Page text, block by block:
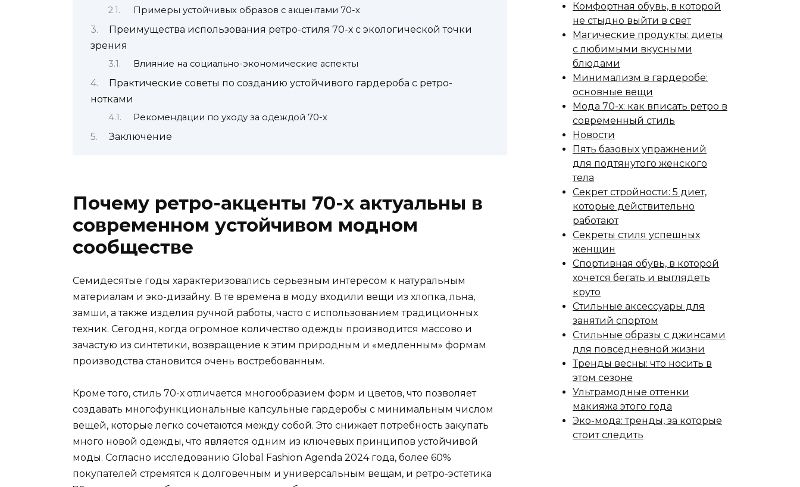
Примеры устойчивых образов с акцентами 70-х
Преимущества использования ретро-стиля 70-х с экологической точки
зрения
Влияние на социально-экономические аспекты
Практические советы по созданию устойчивого гардероба с ретро-
нотками
Рекомендации по уходу за одеждой 70-х
Заключение
Почему ретро-акценты 70-х актуальны в
современном устойчивом модном
сообществе
Семидесятые годы характеризовались серьезным интересом к натуральным
материалам и эко-дизайну. В те времена в моду входили вещи из хлопка, льна,
замши, а также изделия ручной работы, часто с использованием традиционных
техник. Сегодня, когда огромное количество одежды производится массово и
зачастую из синтетики, возвращение к этим природным и «медленным» формам
производства становится очень востребованным.
Кроме того, стиль 70-х отличается многообразием форм и цветов, что позволяет
создавать многофункциональные капсульные гардеробы с минимальным числом
вещей, которые легко сочетаются между собой. Это снижает потребность закупать
много новой одежды, что является одним из ключевых принципов устойчивой
моды. Согласно исследованию Global Fashion Agenda 2024 года, более 60%
покупателей стремятся к долговечным и универсальным вещам, и ретро-эстетика
Комфортная обувь, в которой
не стыдно выйти в свет
Магические продукты: диеты
с любимыми вкусными
блюдами
Минимализм в гардеробе:
основные вещи
Мода 70-х: как вписать ретро в
современный стиль
Новости
Пять базовых упражнений
для подтянутого женского
тела
Секрет стройности: 5 диет,
которые действительно
работают
Секреты стиля успешных
женщин
Спортивная обувь, в которой
хочется бегать и выглядеть
круто
Стильные аксессуары для
занятий спортом
Стильные образы с джинсами
для повседневной жизни
Тренды весны: что носить в
этом сезоне
Ультрамодные оттенки
макияжа этого года
Эко-мода: тренды, за которые
стоит следить